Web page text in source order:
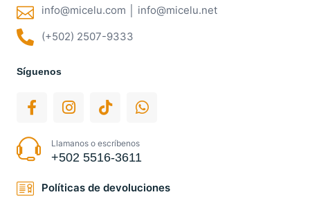
info@micelu.com │ info@micelu.net
(+502) 2507-9333
Síguenos
Llamanos o escríbenos
+502 5516-3611
Políticas de devoluciones